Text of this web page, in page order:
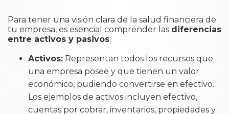
Para tener una visión clara de la salud financiera de
tu empresa, es esencial comprender las diferencias
entre activos y pasivos:
Activos: Representan todos los recursos que
una empresa posee y que tienen un valor
económico, pudiendo convertirse en efectivo.
Los ejemplos de activos incluyen efectivo,
cuentas por cobrar, inventarios, propiedades y